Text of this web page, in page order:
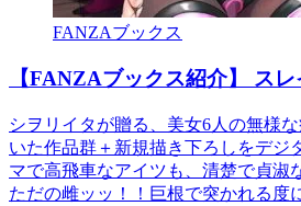
FANZAブックス
【FANZAブックス紹介】 ス
シヲリイタが贈る、美女6人の無様
いた作品群＋新規描き下ろしをデジ
マで高飛車なアイツも、清楚で貞淑
ただの雌ッッ！！巨根で突かれる度